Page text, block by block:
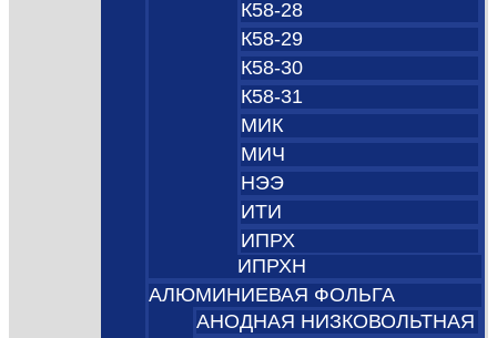
К58-28
К58-29
К58-30
К58-31
МИК
МИЧ
НЭЭ
ИТИ
ИПРХ
ИПРХН
АЛЮМИНИЕВАЯ ФОЛЬГА
АНОДНАЯ НИЗКОВОЛЬТНАЯ